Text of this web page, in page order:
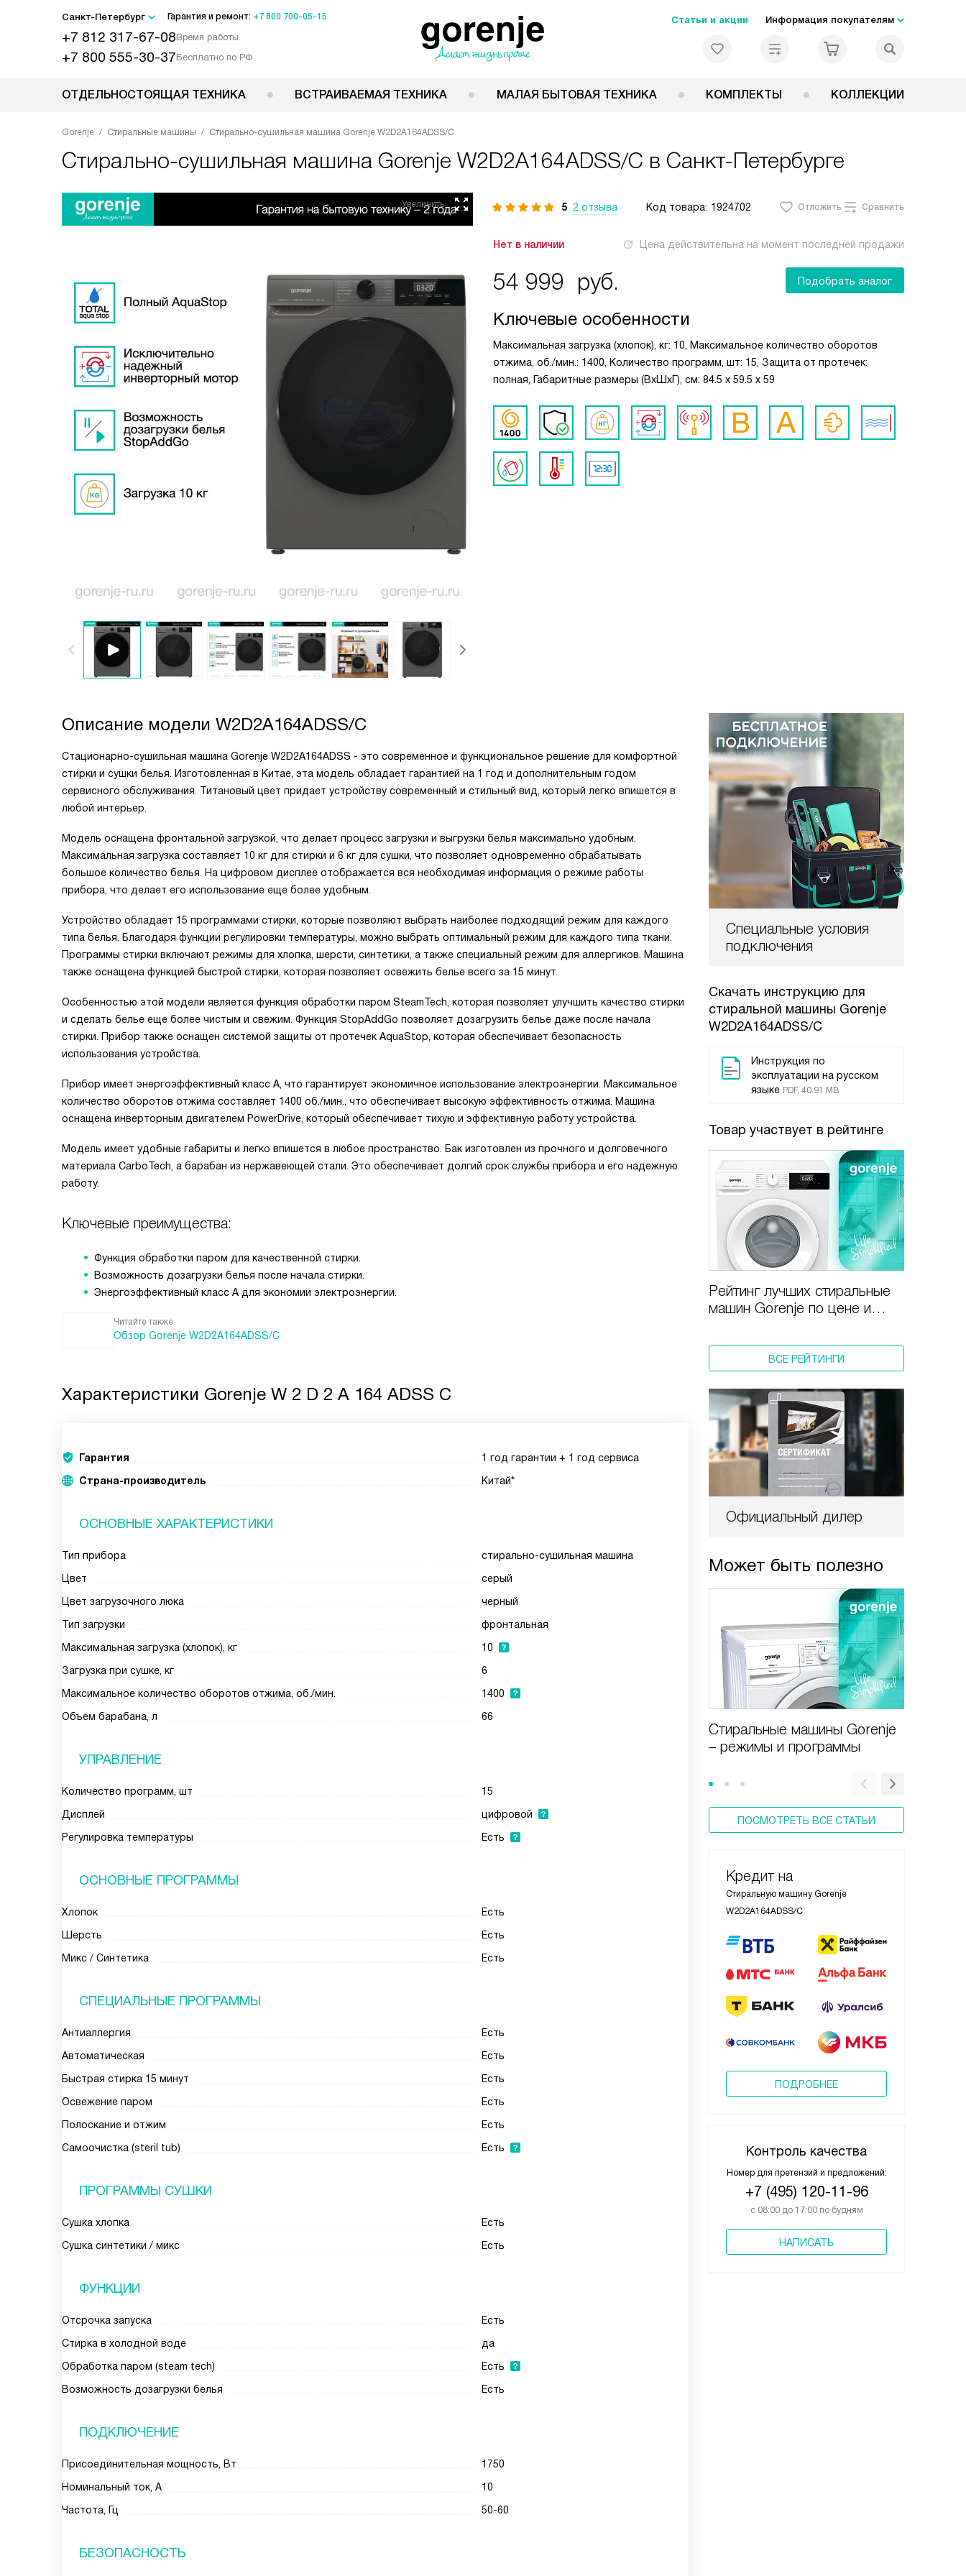
Санкт-Петербург Гарантия и ремонт: +7 800 700-05-15
+7 812 317-67-08Время работы
+7 800 555-30-37Бесплатно по РФ
Статьи и акции Информация покупателям
ОТДЕЛЬНОСТОЯЩАЯ ТЕХНИКА ВСТРАИВАЕМАЯ ТЕХНИКА МАЛАЯ БЫТОВАЯ ТЕХНИКА КОМПЛЕКТЫ КОЛЛЕКЦИИ
Gorenje Стиральные машины Стирально-сушильная машина Gorenje W2D2A164ADSS/C
Стирально-сушильная машина Gorenje W2D2A164ADSS/C в Санкт-Петербурге
5 2 отзыва Код товара: 1924702 Отложить Сравнить
Нет в наличии Цена действительна на момент последней продажи
54 999 руб. Подобрать аналог
Ключевые особенности
Максимальная загрузка (хлопок), кг: 10, Максимальное количество оборотов
отжима, об./мин.: 1400, Количество программ, шт: 15, Защита от протечек:
полная, Габаритные размеры (ВxШxГ), см: 84.5 x 59.5 x 59
Специальные условия
подключения
Скачать инструкцию для
стиральной машины Gorenje
W2D2A164ADSS/C
Инструкция по
эксплуатации на русском
языке PDF, 40.91 MB
Товар участвует в рейтинге
Рейтинг лучших стиральные
машин Gorenje по цене и
ВСЕ РЕЙТИНГИ
Официальный дилер
Может быть полезно
Cтиральные машины Gorenje
– режимы и программы
ПОСМОТРЕТЬ ВСЕ СТАТЬИ
Кредит на
Стиральную машину Gorenje
W2D2A164ADSS/C
ПОДРОБНЕЕ
Контроль качества
Номер для претензий и предложений:
+7 (495) 120-11-96
с 08:00 до 17:00 по будням
НАПИСАТЬ
Описание модели W2D2A164ADSS/C
Стационарно-сушильная машина Gorenje W2D2A164ADSS - это современное и функциональное решение для комфортной
стирки и сушки белья. Изготовленная в Китае, эта модель обладает гарантией на 1 год и дополнительным годом
сервисного обслуживания. Титановый цвет придает устройству современный и стильный вид, который легко впишется в
любой интерьер.
Модель оснащена фронтальной загрузкой, что делает процесс загрузки и выгрузки белья максимально удобным.
Максимальная загрузка составляет 10 кг для стирки и 6 кг для сушки, что позволяет одновременно обрабатывать
большое количество белья. На цифровом дисплее отображается вся необходимая информация о режиме работы
прибора, что делает его использование еще более удобным.
Устройство обладает 15 программами стирки, которые позволяют выбрать наиболее подходящий режим для каждого
типа белья. Благодаря функции регулировки температуры, можно выбрать оптимальный режим для каждого типа ткани.
Программы стирки включают режимы для хлопка, шерсти, синтетики, а также специальный режим для аллергиков. Машина
также оснащена функцией быстрой стирки, которая позволяет освежить белье всего за 15 минут.
Особенностью этой модели является функция обработки паром SteamTech, которая позволяет улучшить качество стирки
и сделать белье еще более чистым и свежим. Функция StopAddGo позволяет дозагрузить белье даже после начала
стирки. Прибор также оснащен системой защиты от протечек AquaStop, которая обеспечивает безопасность
использования устройства.
Прибор имеет энергоэффективный класс A, что гарантирует экономичное использование электроэнергии. Максимальное
количество оборотов отжима составляет 1400 об./мин., что обеспечивает высокую эффективность отжима. Машина
оснащена инверторным двигателем PowerDrive, который обеспечивает тихую и эффективную работу устройства.
Модель имеет удобные габариты и легко впишется в любое пространство. Бак изготовлен из прочного и долговечного
материала CarboTech, а барабан из нержавеющей стали. Это обеспечивает долгий срок службы прибора и его надежную
работу.
Ключевые преимущества:
Функция обработки паром для качественной стирки.
Возможность дозагрузки белья после начала стирки.
Энергоэффективный класс A для экономии электроэнергии.
Читайте также
Обзор Gorenje W2D2A164ADSS/C
Характеристики Gorenje W 2 D 2 A 164 ADSS C
Гарантия
1 год гарантии + 1 год сервиса
Страна-производитель
Китай*
ОСНОВНЫЕ ХАРАКТЕРИСТИКИ
Тип прибора
стирально-сушильная машина
Цвет
серый
Цвет загрузочного люка
черный
Тип загрузки
фронтальная
Максимальная загрузка (хлопок), кг
10
Загрузка при сушке, кг
6
Максимальное количество оборотов отжима, об./мин.
1400
Объем барабана, л
66
УПРАВЛЕНИЕ
Количество программ, шт
15
Дисплей
цифровой
Регулировка температуры
Есть
ОСНОВНЫЕ ПРОГРАММЫ
Хлопок
Есть
Шерсть
Есть
Микс / Синтетика
Есть
СПЕЦИАЛЬНЫЕ ПРОГРАММЫ
Антиаллергия
Есть
Автоматическая
Есть
Быстрая стирка 15 минут
Есть
Освежение паром
Есть
Полоскание и отжим
Есть
Самоочистка (steril tub)
Есть
ПРОГРАММЫ СУШКИ
Сушка хлопка
Есть
Сушка синтетики / микс
Есть
ФУНКЦИИ
Отсрочка запуска
Есть
Стирка в холодной воде
да
Обработка паром (steam tech)
Есть
Возможность дозагрузки белья
Есть
ПОДКЛЮЧЕНИЕ
Присоединительная мощность, Вт
1750
Номинальный ток, А
10
Частота, Гц
50-60
БЕЗОПАСНОСТЬ